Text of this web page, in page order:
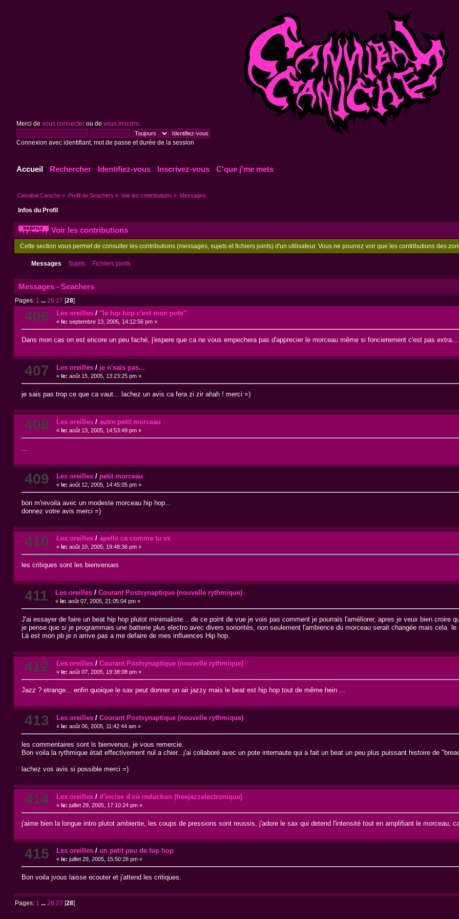
Merci de vous connecterou de vous inscrire
Connexion avec identifiant, mot de passe et durée de la session
Accueil Rechercher Identifiez-vous Inscrivez-vous C'que j'me mets
Cannibal Caniche » Profil de Seachers » Voir les contributions » Messages
Infos du Profil
Voir les contributions
Cette section vous permet de consulter les contributions (messages, sujets et fichiers joints) d'un utilisateur. Vous ne pourrez voir que les contributions des
Messages Sujets Fichiers joints
Messages - Seachers
Pages: 1 ...26 27 [28]
406 Les oreilles/ "le hip hop c'est mon pote"
« le: septembre 13, 2005, 14:12:56 pm »
Dans mon cas on est encore un peu faché, j'espere que ca ne vous empechera pas d'apprecier le morceau même si foncierement c'est pas extra...
407 Les oreilles/ je n'sais pas...
« le: août 15, 2005, 13:23:25 pm »
je sais pas trop ce que ca vaut... lachez un avis ca fera zi zir ahah ! merci =)
408 Les oreilles/ autre petit morceau
« le: août 13, 2005, 14:53:49 pm »
409 Les oreilles/ petit morceau
« le: août 12, 2005, 14:45:05 pm »
bon m'revoila avec un modeste morceau hip hop...
donnez votre avis merci =)
410 Les oreilles/ apelle ca comme tu vx
« le: août 10, 2005, 19:48:36 pm »
les critiques sont les bienvenues
411 Les oreilles/ Courant Postsynaptique (nouvelle rythmique)
« le: août 07, 2005, 21:05:04 pm »
J'ai essayer de faire un beat hip hop plutot minimaliste... de ce point de vue je vois pas comment je pourrais l'améliorer, apres je veux bien croire
je pense que si je programmais une batterie plus electro avec divers sonorités, non seulement l'ambience du morceau serait changée mais cela
Là est mon pb je n arrive pas a me defaire de mes influences Hip hop.
412 Les oreilles/ Courant Postsynaptique (nouvelle rythmique)
« le: août 07, 2005, 19:38:08 pm »
Jazz ? etrange... enfin quoique le sax peut donner un air jazzy mais le beat est hip hop tout de même hein ...
413 Les oreilles/ Courant Postsynaptique (nouvelle rythmique)
« le: août 06, 2005, 11:42:44 am »
les commentaires sont ls bienvenus, je vous remercie.
Bon voila la rythmique était effectivement nul a chier...j'ai collaboré avec un pote internaute qui a fait un beat un peu plus puissant histoire de
lachez vos avis si possible merci =)
414 Les oreilles/ d'incise d'où induction (freejazzelectronique)
« le: juillet 29, 2005, 17:10:24 pm »
j'aime bien la longue intro plutot ambiente, les coups de pressions sont reussis, j'adore le sax qui detend l'intensité tout en amplifiant le morceau,
415 Les oreilles/ un petit peu de hip hop
« le: juillet 29, 2005, 15:50:26 pm »
Bon voila jvous laisse ecouter et j'attend les critiques.
Pages: 1 ...26 27 [28]